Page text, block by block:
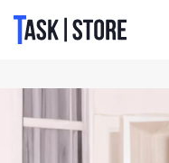
Логотип